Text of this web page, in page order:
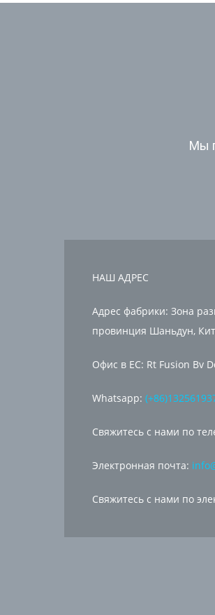
Мы
НАШ АДРЕС
Адрес фабрики: Зона
провинция Шаньдун,
Офис в ЕС: Rt Fusion Bv
Whatsapp:
Свяжитесь с нами по
Электронная почта:
Свяжитесь с нами по